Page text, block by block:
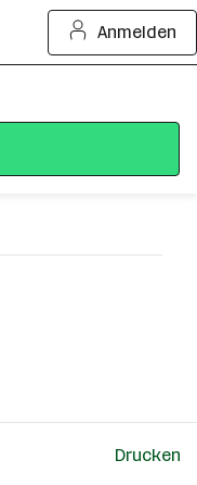
Anmelden
Drucken